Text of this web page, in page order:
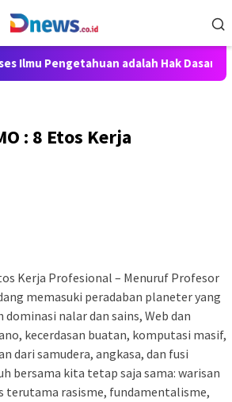
adalah Hak Dasar Warga
: 8 Etos Kerja
Kerja Profesional – Menuruf Profesor
memasuki peradaban planeter yang
nalar dan sains, Web dan
kecerdasan buatan, komputasi masif,
dari samudera, angkasa, dan fusi
bersama kita tetap saja sama: warisan
terutama rasisme, fundamentalisme,